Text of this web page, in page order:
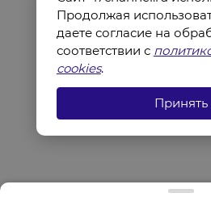
Продолжая
даете согласие на
соответствии с
cookies.
Принять